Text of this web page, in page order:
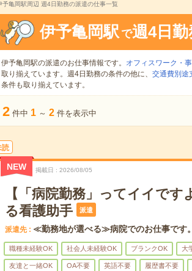
予亀岡駅周辺 週4日勤務の派遣の仕事一覧
伊予亀岡駅 で週4日勤
伊予亀岡駅の派遣のお仕事情報です。 オフィスワーク・
取り揃えています。週4日勤務の条件の他に、 交通費別途
条件も取り揃えています。
2 件中 1 ～ 2 件を表示中
読
NEW 掲載日 2026/08/05
【「病院勤務」ってイイで
る看護助手
派遣
派遣先 ≪勤務地が選べる≫病院でのお仕事です。
職種未経験OK 社会人未経験OK ブランクOK 大
友達と一緒OK OA不要 英語不要 履歴書不要